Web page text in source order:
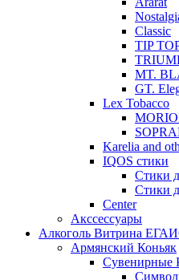
Classic
TIP
MT.
GT.
Lex Tobacco
Karelia and
IQOS стики
Стики
Стики
Сenter
Акссессуары
Алкоголь Витрина
Армянский Коньяк
Сувенирные